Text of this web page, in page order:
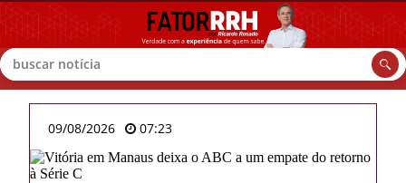
Buscar
09/08/2026 07:23